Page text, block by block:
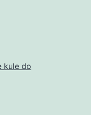
kule do